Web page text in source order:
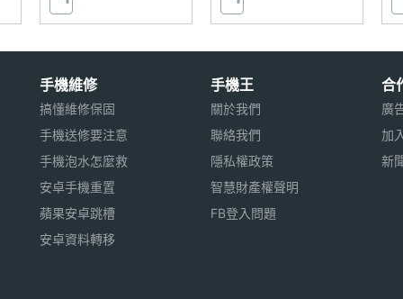
手機維修
搞懂維修保固
手機送修要注意
手機泡水怎麼救
安卓手機重置
蘋果安卓跳槽
安卓資料轉移
手機王
關於我們
聯絡我們
隱私權政策
智慧財產權聲明
FB登入問題
合
廣
加
新